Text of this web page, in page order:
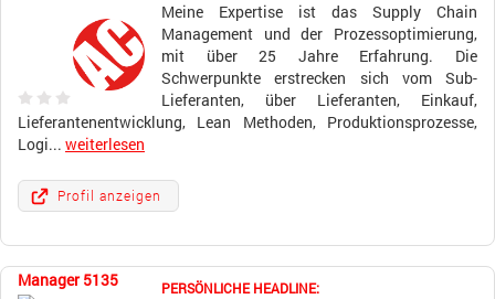
Meine Expertise ist das Supply Chain
Management und der Prozessoptimierung,
mit über 25 Jahre Erfahrung. Die
Schwerpunkte erstrecken sich vom Sub-
Lieferanten, über Lieferanten, Einkauf,
Lieferantenentwicklung, Lean Methoden, Produktionsprozesse,
Logi... weiterlesen
Profil anzeigen
Manager 5135 PERSÖNLICHE HEADLINE: